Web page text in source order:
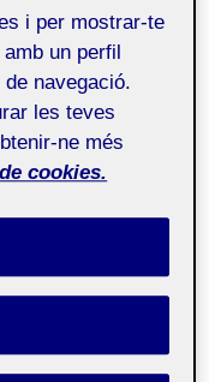
i per mostrar-te
un perfil
navegació.
les teves
ne més
cookies.